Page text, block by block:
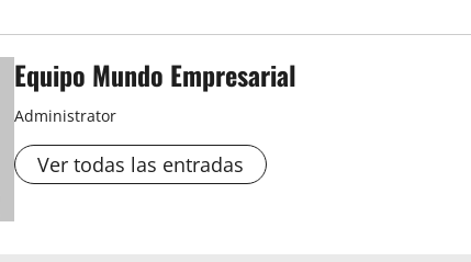
Equipo Mundo Empresarial
Administrator
Ver todas las entradas